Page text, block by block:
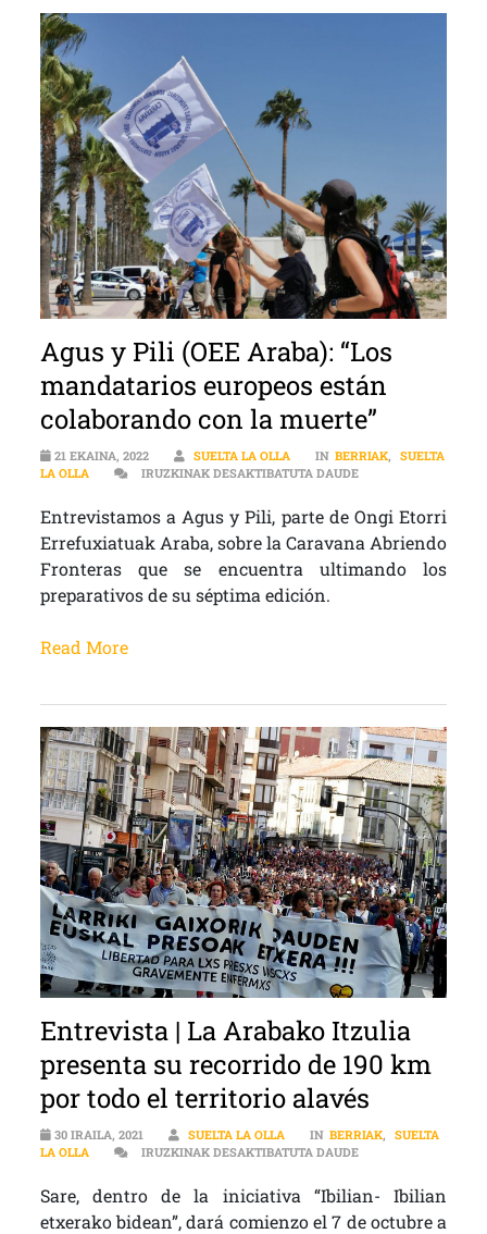
Agus y Pili (OEE Araba): “Los
mandatarios europeos están
colaborando con la muerte”
21 EKAINA, 2022 SUELTA LA OLLA IN BERRIAK, SUELTA
LA OLLA
IRUZKINAK DESAKTIBATUTA DAUDEAGUS Y PILI (OEE
Entrevistamos a Agus y Pili, parte de Ongi Etorri
Errefuxiatuak Araba, sobre la Caravana Abriendo
Fronteras que se encuentra ultimando los
preparativos de su séptima edición.
Read More
Entrevista | La Arabako Itzulia
presenta su recorrido de 190 km
por todo el territorio alavés
30 IRAILA, 2021 SUELTA LA OLLA IN BERRIAK, SUELTA
LA OLLA
IRUZKINAK DESAKTIBATUTA DAUDEENTREVISTA | LA
Sare, dentro de la iniciativa “Ibilian- Ibilian
etxerako bidean”, dará comienzo el 7 de octubre a